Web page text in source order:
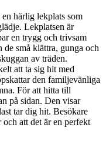
härlig lekplats som
Lekplatsen är
en trygg och trivsam
små klättra, gunga och
av träden.
att ta sig hit med
den familjevänliga
För att hitta till
på sidan. Den visar
tar dig hit. Besökare
att det är en perfekt